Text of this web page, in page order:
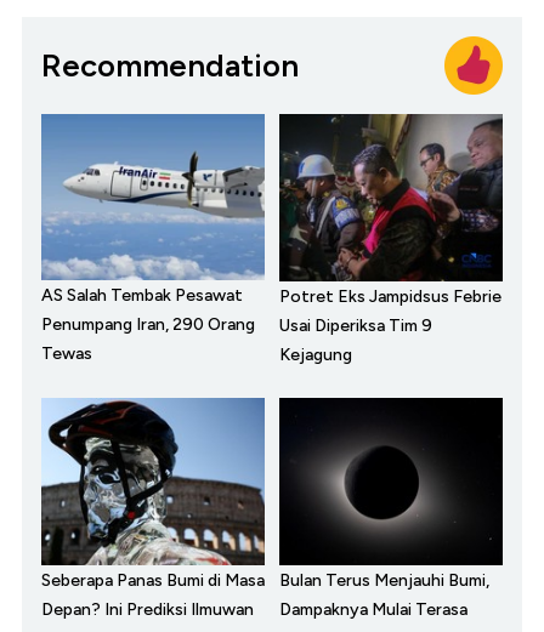
Recommendation
AS Salah Tembak Pesawat
Penumpang Iran, 290 Orang
Tewas
Potret Eks Jampidsus Febrie
Usai Diperiksa Tim 9
Kejagung
Seberapa Panas Bumi di Masa
Depan? Ini Prediksi Ilmuwan
Bulan Terus Menjauhi Bumi,
Dampaknya Mulai Terasa